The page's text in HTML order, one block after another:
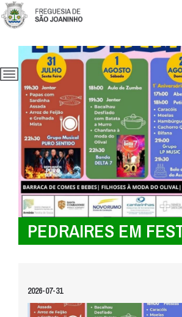
PEDRAIRES EM
2026-07-31